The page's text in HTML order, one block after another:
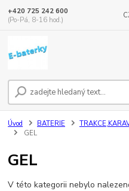
+420 725 242 600
(Po-Pá, 8-16 hod.)
Úvod BATERIE
GEL
GEL
V této kategorii nebylo